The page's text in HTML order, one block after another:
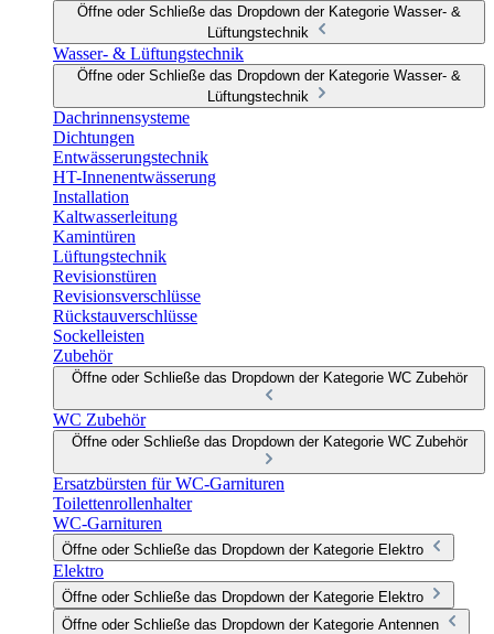
Öffne oder Schließe das Dropdown der Kategorie Wasser- &
Lüftungstechnik
Wasser- & Lüftungstechnik
Öffne oder Schließe das Dropdown der Kategorie Wasser- &
Lüftungstechnik
Dachrinnensysteme
Dichtungen
Entwässerungstechnik
HT-Innenentwässerung
Installation
Kaltwasserleitung
Kamintüren
Lüftungstechnik
Revisionstüren
Revisionsverschlüsse
Rückstauverschlüsse
Sockelleisten
Zubehör
Öffne oder Schließe das Dropdown der Kategorie WC Zubehör
WC Zubehör
Öffne oder Schließe das Dropdown der Kategorie WC Zubehör
Ersatzbürsten für WC-Garnituren
Toilettenrollenhalter
WC-Garnituren
Öffne oder Schließe das Dropdown der Kategorie Elektro
Elektro
Öffne oder Schließe das Dropdown der Kategorie Elektro
Öffne oder Schließe das Dropdown der Kategorie Antennen